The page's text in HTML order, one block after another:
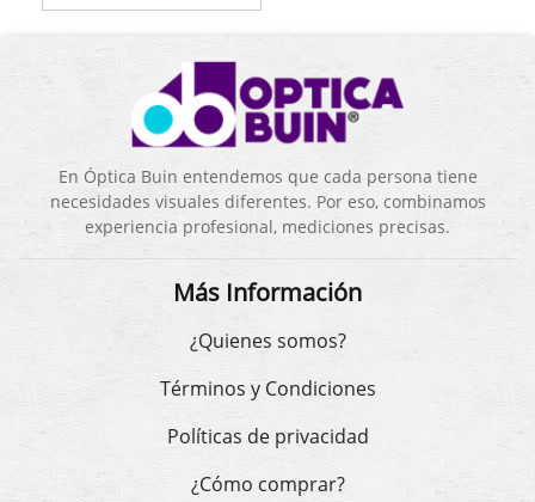
En Óptica Buin entendemos que cada persona tiene
necesidades visuales diferentes. Por eso, combinamos
experiencia profesional, mediciones precisas.
Más Información
¿Quienes somos?
Términos y Condiciones
Políticas de privacidad
¿Cómo comprar?